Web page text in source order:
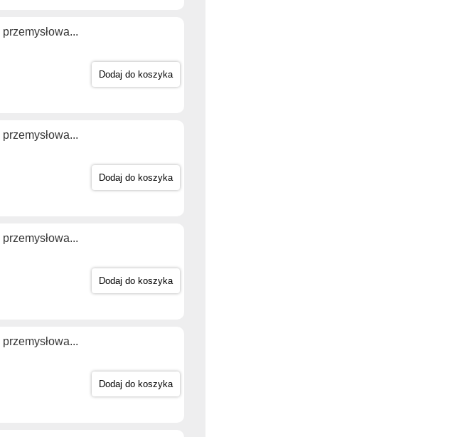
Dodaj do koszyka
Dodaj do koszyka
Dodaj do koszyka
Dodaj do koszyka